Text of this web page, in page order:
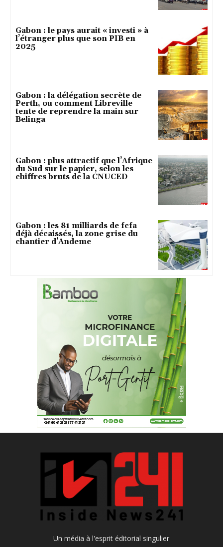
Gabon : le pays aurait « investi » à
l’étranger plus que son PIB en
2025
Gabon : la délégation secrète de
Perth, ou comment Libreville
tente de reprendre la main sur
Belinga
Gabon : plus attractif que l’Afrique
du Sud sur le papier, selon les
chiffres bruts de la CNUCED
Gabon : les 81 milliards de fcfa
déjà décaissés, la zone grise du
chantier d’Andeme
Un média à l'esprit éditorial singulier